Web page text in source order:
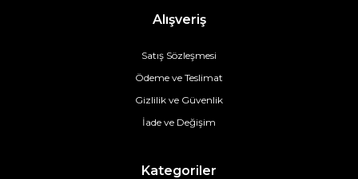
Alışveriş
Satış Sözleşmesi
Ödeme ve Teslimat
Gizlilik ve Güvenlik
İade ve Değişim
Kategoriler